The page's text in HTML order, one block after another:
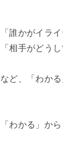
「誰かがイラ
「相手がどう
など、「わか
「わかる」か